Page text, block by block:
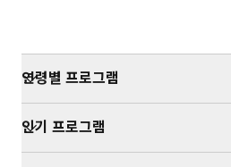
고객님의 개인정보 제공 동의를
며, 거부 시 서비스 제공이 제한
의 우려가 있는 민감한 개인정보
상 및 신조, 출신지 및 본적지, 정
니다. 2.3 수집방법 : 홈페이지 (자료요청, 상담요
청등) -------------------------- 3. 개인정보의 열
연령별 프로그램
인기 프로그램